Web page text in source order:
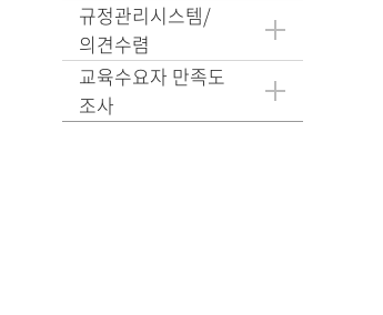
규정관리시스템/
의견수렴
교육수요자 만족도
조사